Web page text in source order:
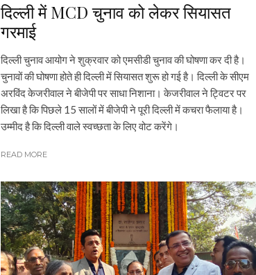
दिल्ली में MCD चुनाव को लेकर सियासत
गरमाई
दिल्ली चुनाव आयोग ने शुक्रवार को एमसीडी चुनाव की घोषणा कर दी है।
चुनावों की घोषणा होते ही दिल्ली में सियासत शुरू हो गई है। दिल्ली के सीएम
अरविंद केजरीवाल ने बीजेपी पर साधा निशाना। केजरीवाल ने ट्विटर पर
लिखा है कि पिछले 15 सालों में बीजेपी ने पूरी दिल्ली में कचरा फैलाया है।
उम्मीद है कि दिल्ली वाले स्वच्छता के लिए वोट करेंगे।
READ MORE